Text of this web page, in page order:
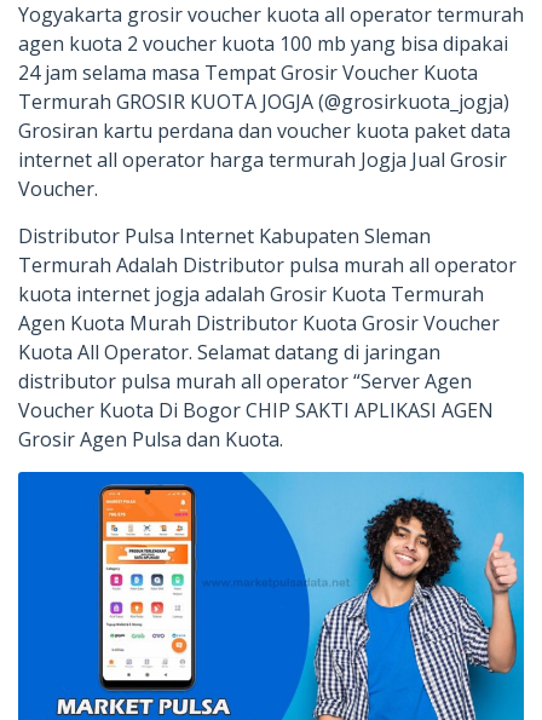
Yogyakarta grosir voucher kuota all operator termurah
agen kuota 2 voucher kuota 100 mb yang bisa dipakai
24 jam selama masa Tempat Grosir Voucher Kuota
Termurah GROSIR KUOTA JOGJA (@grosirkuota_jogja)
Grosiran kartu perdana dan voucher kuota paket data
internet all operator harga termurah Jogja Jual Grosir
Voucher.
Distributor Pulsa Internet Kabupaten Sleman
Termurah Adalah Distributor pulsa murah all operator
kuota internet jogja adalah Grosir Kuota Termurah
Agen Kuota Murah Distributor Kuota Grosir Voucher
Kuota All Operator. Selamat datang di jaringan
distributor pulsa murah all operator “Server Agen
Voucher Kuota Di Bogor CHIP SAKTI APLIKASI AGEN
Grosir Agen Pulsa dan Kuota.